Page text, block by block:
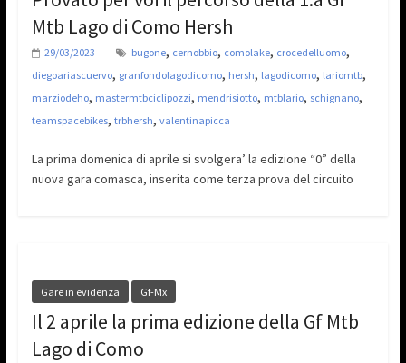
Mtb Lago di Como Hersh
29/03/2023 bugone, cernobbio, comolake, crocedelluomo,
diegoariascuervo, granfondolagodicomo, hersh, lagodicomo, lariomtb,
marziodeho, mastermtbciclipozzi, mendrisiotto, mtblario, schignano,
teamspacebikes, trbhersh, valentinapicca
La prima domenica di aprile si svolgera’ la edizione “0” della
nuova gara comasca, inserita come terza prova del circuito
Gare in evidenza Gf-Mx
Il 2 aprile la prima edizione della Gf Mtb
Lago di Como